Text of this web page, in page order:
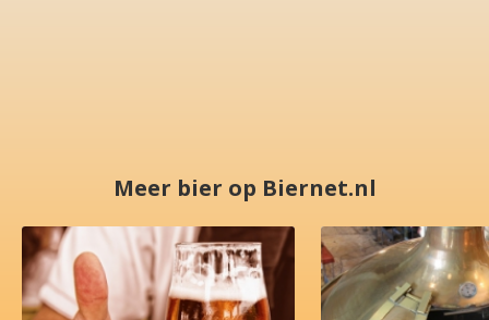
Meer bier op Biernet.nl